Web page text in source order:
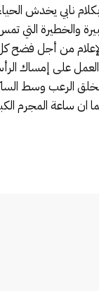
نابي يخدش
والخطيرة التي
من أجل فضح
على إمساك
الرعب وسط
ان ساعة المجرم